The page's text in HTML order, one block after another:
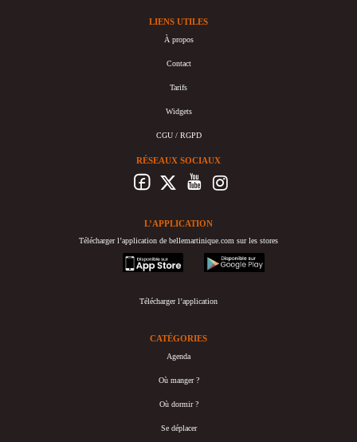
LIENS UTILES
À propos
Contact
Tarifs
Widgets
CGU / RGPD
RÉSEAUX SOCIAUX
L’APPLICATION
Télécharger l’application de bellemartinique.com sur les stores
appstore
googleplay
Télécharger l’application
CATÉGORIES
Agenda
Où manger ?
Où dormir ?
Se déplacer